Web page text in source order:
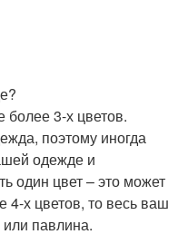
более 3-х цветов.
поэтому иногда
одежде и
один цвет – это может
4-х цветов, то весь ваш
павлина.